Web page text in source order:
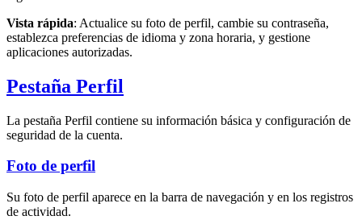
Vista rápida: Actualice su foto de perfil, cambie su contraseña,
establezca preferencias de idioma y zona horaria, y gestione
aplicaciones autorizadas.
Pestaña Perfil
La pestaña Perfil contiene su información básica y configuración de
seguridad de la cuenta.
Foto de perfil
Su foto de perfil aparece en la barra de navegación y en los registros
de actividad.